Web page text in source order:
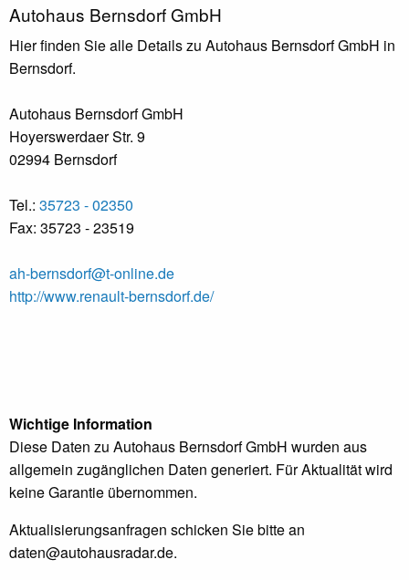
Autohaus Bernsdorf GmbH
Hier finden Sie alle Details zu Autohaus Bernsdorf GmbH in
Bernsdorf.
Autohaus Bernsdorf GmbH
Hoyerswerdaer Str. 9
02994 Bernsdorf
Tel.: 35723 - 02350
Fax: 35723 - 23519
ah-bernsdorf@t-online.de
http://www.renault-bernsdorf.de/
Wichtige Information
Diese Daten zu Autohaus Bernsdorf GmbH wurden aus
allgemein zugänglichen Daten generiert. Für Aktualität wird
keine Garantie übernommen.
Aktualisierungsanfragen schicken Sie bitte an
daten@autohausradar.de.